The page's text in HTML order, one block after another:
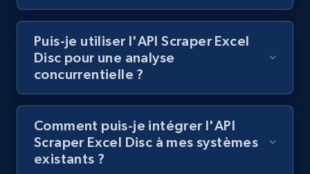
URL, Title, Rating, Reviews, Initial price, Final
price, Currency, Stock, and more.
991+ 165+
Lazada - Products - Discover products by
keyword
URL, Title, Rating, Reviews, Initial price, Final
Puis-je utiliser l'API Scraper Excel
Disc pour une analyse
concurrentielle ?
Comment puis-je intégrer l'API
Scraper Excel Disc à mes systèmes
existants ?